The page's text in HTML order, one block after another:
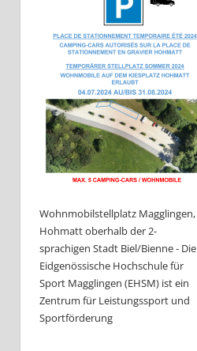
Wohnmobilstellplatz Magglingen,
Hohmatt oberhalb der 2-
sprachigen Stadt Biel/Bienne - Die
Eidgenössische Hochschule für
Sport Magglingen (EHSM) ist ein
Zentrum für Leistungssport und
Sportförderung